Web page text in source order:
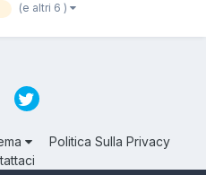
(e altri 6 )
Politica Sulla Privacy